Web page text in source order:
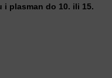
plasman do 10. ili 15.